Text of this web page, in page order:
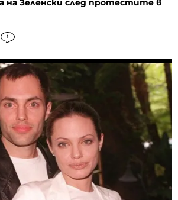
на Зеленски след протестите в
1